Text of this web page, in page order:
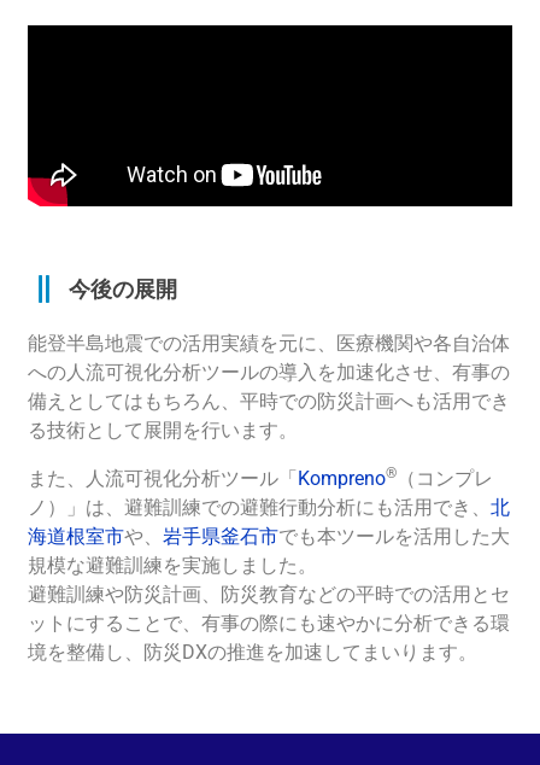
今後の展開
能登半島地震での活用実績を元に、医療機関や各自治体
への人流可視化分析ツールの導入を加速化させ、有事の
備えとしてはもちろん、平時での防災計画へも活用でき
る技術として展開を行います。
また、人流可視化分析ツール「 Kompreno®
（コンプレ
ノ）」は、避難訓練での避難行動分析にも活用でき、 北
海道根室市や、 岩手県釜石市でも本ツールを活用した大
規模な避難訓練を実施しました。
避難訓練や防災計画、防災教育などの平時での活用とセ
ットにすることで、有事の際にも速やかに分析できる環
境を整備し、防災DXの推進を加速してまいります。